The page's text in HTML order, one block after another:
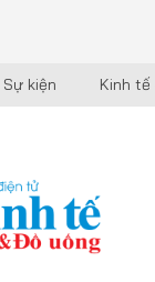
Sự kiện Kinh tế